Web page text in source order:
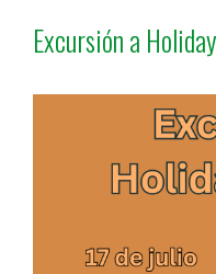
Excursión a